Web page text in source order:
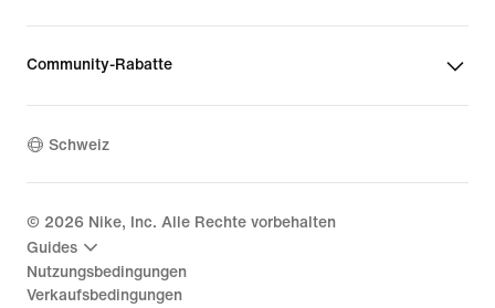
Community-Rabatte
Schweiz
© 2026 Nike, Inc. Alle Rechte vorbehalten
Guides
Nutzungsbedingungen
Verkaufsbedingungen